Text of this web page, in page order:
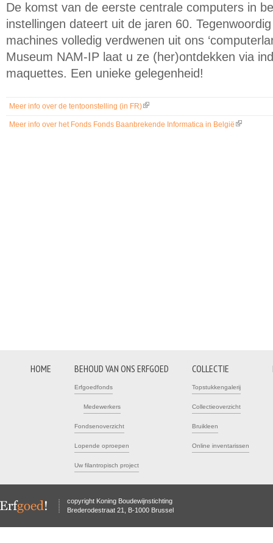
De komst van de eerste centrale computers in
instellingen dateert uit de jaren 60.
machines volledig verdwenen uit ons
Museum NAM-IP laat u ze (her)ontdekken via
maquettes. Een unieke gelegenheid!
Meer info over de tentoonstelling (in FR)(link is external)
Meer info over het Fonds Fonds Baanbrekende Informatica in België (link is
HOME BEHOUD VAN ONS ERFGOED
Erfgoedfonds
Medewerkers
Fondsenoverzicht
Lopende oproepen
Uw filantropisch project
COLLECTIE
Topstukkengalerij
Collectieoverzicht
Bruikleen
Online inventarissen
copyright Koning Boudewijnstichting
Brederodestraat 21, B-1000 Brussel